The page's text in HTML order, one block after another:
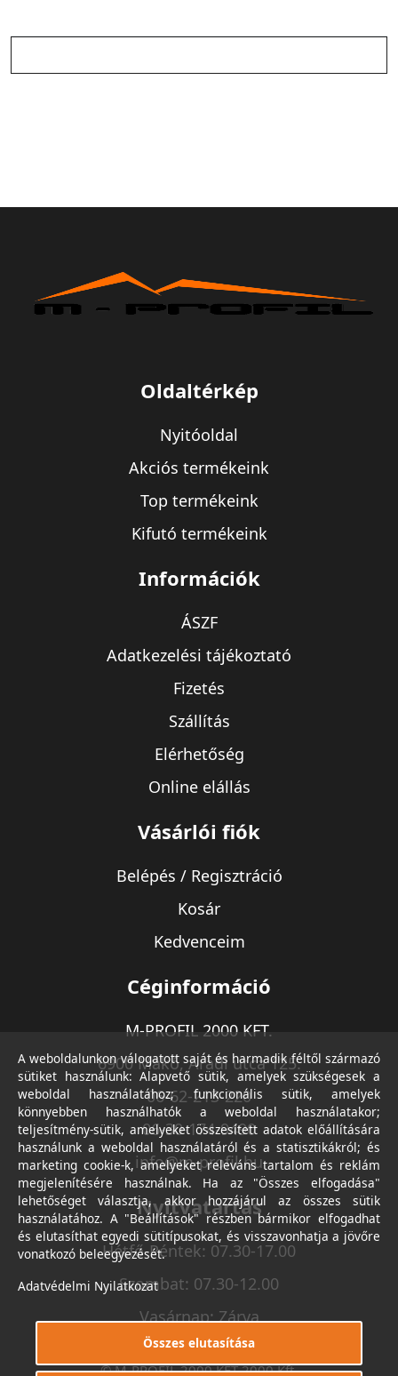
Oldaltérkép
Nyitóoldal
Akciós termékeink
Top termékeink
Kifutó termékeink
Információk
ÁSZF
Adatkezelési tájékoztató
Fizetés
Szállítás
Elérhetőség
Online elállás
Vásárlói fiók
Belépés / Regisztráció
Kosár
Kedvenceim
Céginformáció
M-PROFIL 2000 KFT.
6900 Makó, Aradi utca 125.
06-62-213-220
06-30-174-9490
info@m-profil.hu
Nyitvatartás
Hétfő-Péntek: 07.30-17.00
Szombat: 07.30-12.00
Vasárnap: Zárva
© M-PROFIL 2000 KFT 2000 Kft.
A weboldalunkon válogatott saját és harmadik féltől származó
sütiket használunk: Alapvető sütik, amelyek szükségesek a
weboldal használatához; funkcionális sütik, amelyek
könnyebben használhatók a weboldal használatakor;
teljesítmény-sütik, amelyeket összesített adatok előállítására
használunk a weboldal használatáról és a statisztikákról; és
marketing cookie-k, amelyeket releváns tartalom és reklám
megjelenítésére használnak. Ha az "Összes elfogadása"
lehetőséget választja, akkor hozzájárul az összes sütik
használatához. A "Beállítások" részben bármikor elfogadhat
és elutasíthat egyedi sütitípusokat, és visszavonhatja a jövőre
vonatkozó beleegyezését.
Adatvédelmi Nyilatkozat
Összes elutasítása